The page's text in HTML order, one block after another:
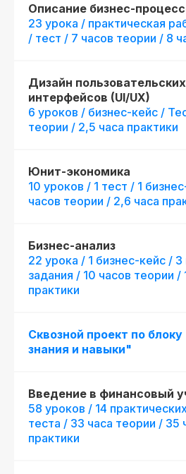
Описание бизнес-
23 урока / практическая
/ тест / 7 часов теории / 8
Дизайн пользовательских
интерфейсов (UI/UX)
6 уроков / бизнес-кейс /
теории / 2,5 часа практики
Юнит-экономика
10 уроков / 1 тест / 1
часов теории / 2,6 часа
Бизнес-анализ
22 урока / 1 бизнес-кейс / 3
задания / 10 часов теории /
практики
Сквозной проект по
знания и навыки"
Введение в финансовый
58 уроков / 14
теста / 33 часа теории / 35
практики